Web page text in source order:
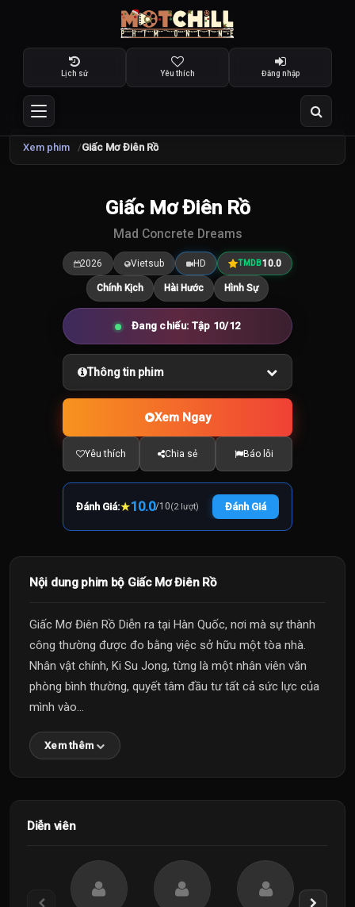
Lịch sử Yêu thích Đăng nhập
Xem phim Giấc Mơ Điên Rồ
10.0
Giấc Mơ Điên Rồ
Mad Concrete Dreams
2026 Vietsub HD TMDB10.0
Chính Kịch Hài Hước Hình Sự
Đang chiếu: Tập 10/12
Thông tin phim
Xem Ngay
Yêu thích Chia sẻ Báo lỗi
Đánh Giá:★10.0/10(2 lượt) Đánh Giá
Nội dung phim bộ Giấc Mơ Điên Rồ
Giấc Mơ Điên Rồ Diễn ra tại Hàn Quốc, nơi mà sự thành
công thường được đo bằng việc sở hữu một tòa nhà.
Nhân vật chính, Ki Su Jong, từng là một nhân viên văn
phòng bình thường, quyết tâm đầu tư tất cả sức lực của
mình vào...
Xem thêm
Diễn viên